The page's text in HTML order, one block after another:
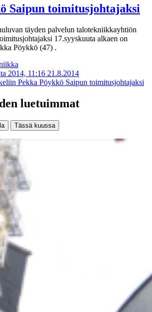
Saipun toimitusjohtajaksi
täyden palvelun talotekniikkayhtiön
17.syyskuuta alkaen on
Pöykkö (47) .
2014, 11:16 21.8.2014
Pekka Pöykkö Saipun toimitusjohtajaksi
luetuimmat
Tässä kuussa